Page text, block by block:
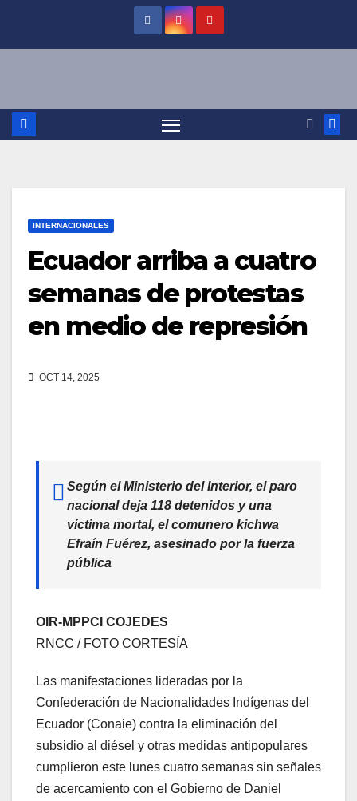
INTERNACIONALES
Ecuador arriba a cuatro
semanas de protestas
en medio de represión
OCT 14, 2025
Según el Ministerio del Interior, el paro
nacional deja 118 detenidos y una
víctima mortal, el comunero kichwa
Efraín Fuérez, asesinado por la fuerza
pública
OIR-MPPCI COJEDES
RNCC / FOTO CORTESÍA
Las manifestaciones lideradas por la
Confederación de Nacionalidades Indígenas del
Ecuador (Conaie) contra la eliminación del
subsidio al diésel y otras medidas antipopulares
cumplieron este lunes cuatro semanas sin señales
de acercamiento con el Gobierno de Daniel